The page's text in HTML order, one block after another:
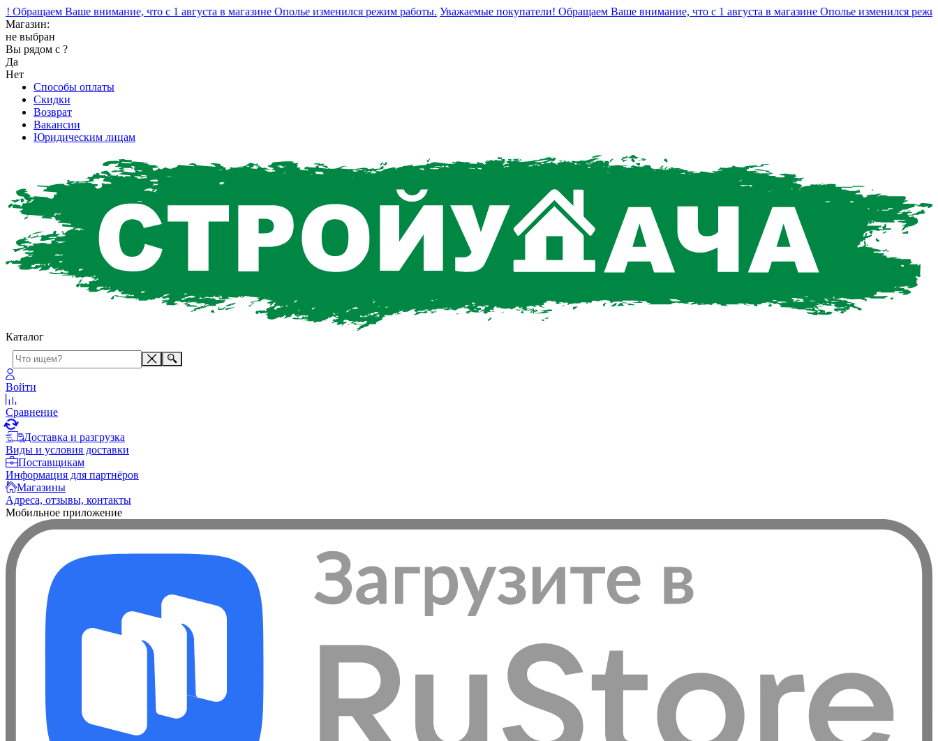
Ваше внимание, что с 1 августа в магазине Ополье изменился режим работы. Уважаемые покупатели! Обращаем Ваше внимание, что с 1 августа в магазине Ополье изменился режим
Магазин:
не выбран
Вы рядом с ?
Да
Нет
Способы оплаты
Скидки
Возврат
Вакансии
Юридическим лицам
Каталог
Войти
Сравнение
Доставка и разгрузка
Виды и условия доставки
Поставщикам
Информация для партнёров
Магазины
Адреса, отзывы, контакты
Мобильное приложение